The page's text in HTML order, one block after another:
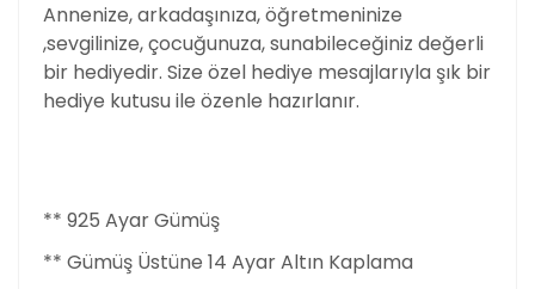
Annenize, arkadaşınıza, öğretmeninize
,sevgilinize, çocuğunuza, sunabileceğiniz değerli
bir hediyedir. Size özel hediye mesajlarıyla şık bir
hediye kutusu ile özenle hazırlanır.
** 925 Ayar Gümüş
** Gümüş Üstüne 14 Ayar Altın Kaplama